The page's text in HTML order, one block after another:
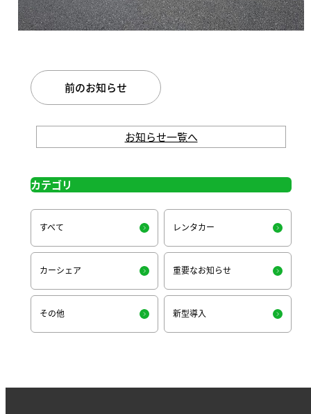
前のお知らせ
お知らせ一覧へ
カテゴリ
すべて レンタカー
カーシェア 重要なお知らせ
その他 新型導入